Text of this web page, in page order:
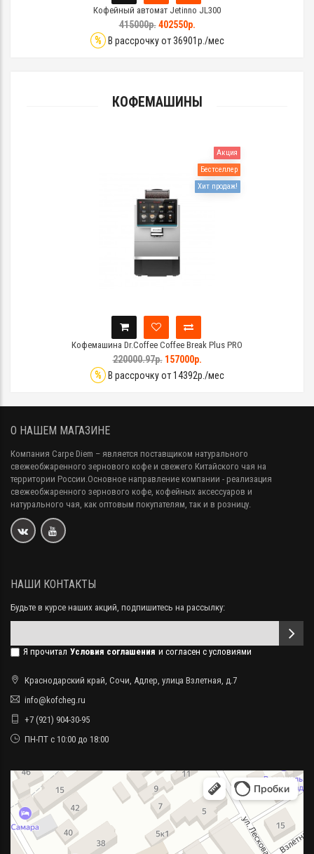
Кофейный автомат Jetinno JL300
415000р.402550р.
% В рассрочку от 36901р./мес
КОФЕМАШИНЫ
Акция
Бестселлер
Хит продаж!
Кофемашина Dr.Coffee Coffee Break Plus PRO
220000.97р.157000р.
% В рассрочку от 14392р./мес
О НАШЕМ МАГАЗИНЕ
Компания Carpe Diem – является поставщиком натурального
свежеобжаренного зернового кофе и свежего Китайского чая на
территории России.Основное направление компании - реализация
свежеобжаренного зернового кофе, кофейных аксессуаров и
натурального чая, как оптовым покупателям, так и в розницу.
НАШИ КОНТАКТЫ
Будьте в курсе наших акций, подпишитесь на рассылку:
Я прочитал Условия соглашения и согласен с условиями
Краснодарский край, Сочи, Адлер, улица Взлетная, д.7
info@kofcheg.ru
+7 (921) 904-30-95
ПН-ПТ с 10:00 до 18:00